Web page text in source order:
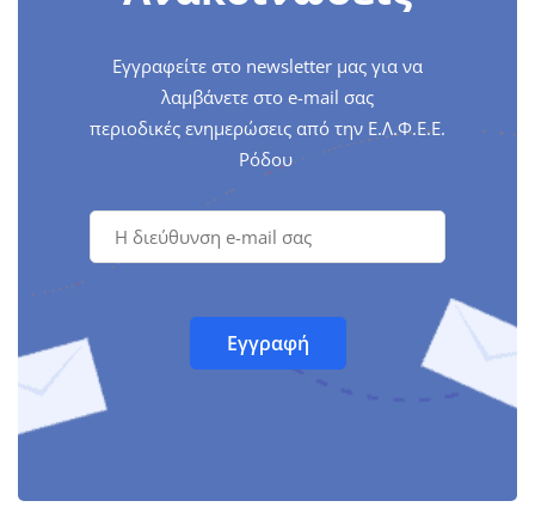
Εγγραφείτε στο newsletter μας για να
λαμβάνετε στο e-mail σας
περιοδικές ενημερώσεις από την Ε.Λ.Φ.Ε.Ε.
Ρόδου